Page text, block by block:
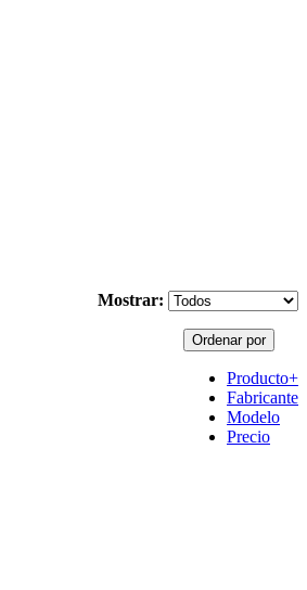
Mostrar:
Ordenar por
Producto+
Fabricante
Modelo
Precio